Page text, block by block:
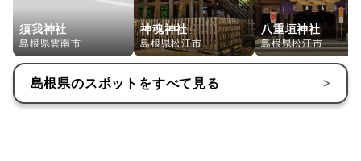
須我神社
島根県雲南市
神魂神社
島根県松江市
八重垣神社
島根県松江市
島根県のスポットをすべて見る >